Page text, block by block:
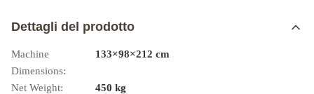
Dettagli del prodotto
Machine
Dimensions:
133×98×212 cm
Net Weight:
450 kg